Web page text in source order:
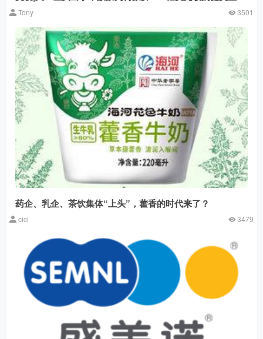
Tony 3501
药企、乳企、茶饮集体“上头”，藿香的时代来了？
cici 3479